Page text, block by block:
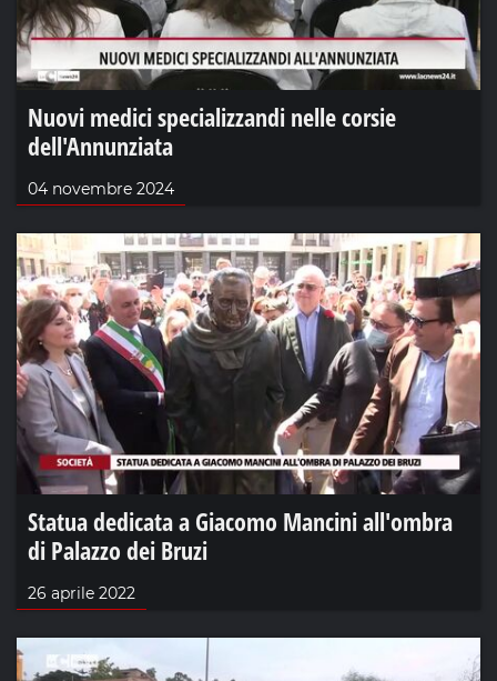
Nuovi medici specializzandi nelle corsie
dell'Annunziata
04 novembre 2024
Statua dedicata a Giacomo Mancini all'ombra
di Palazzo dei Bruzi
26 aprile 2022